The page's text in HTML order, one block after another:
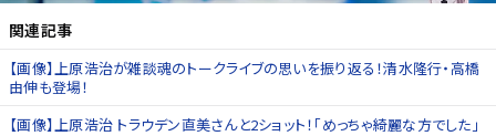
関連記事
【画像】上原浩治が雑談魂のトークライブの思いを振り返る！清水隆行・高橋
由伸も登場！
【画像】上原浩治 トラウデン直美さんと2ショット！「めっちゃ綺麗な方でした」